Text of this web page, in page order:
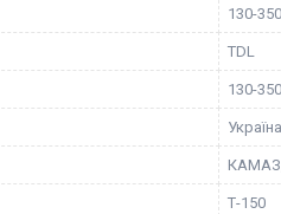
130-
TDL
130-
Україна
Т-150